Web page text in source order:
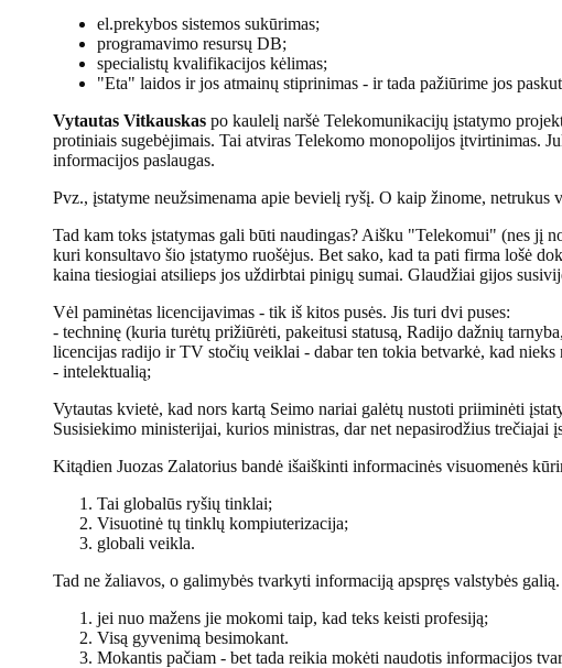
el.prekybos sistemos sukūrimas;
programavimo resursų DB;
specialistų kvalifikacijos kėlimas;
"Eta" laidos ir jos atmainų stiprinimas - ir tada pažiūrime jos
Vytautas Vitkauskas po kaulelį naršė Telekomunikacijų įstatymo
protiniais sugebėjimais. Tai atviras Telekomo monopolijos įtvirtinimas.
informacijos paslaugas.
Pvz., įstatyme neužsimenama apie bevielį ryšį. O kaip žinome, netrukus
Tad kam toks įstatymas gali būti naudingas? Aišku "Telekomui" (nes jį
kuri konsultavo šio įstatymo ruošėjus. Bet sako, kad ta pati firma lošė
kaina tiesiogiai atsilieps jos uždirbtai pinigų sumai. Glaudžiai gijos
Vėl paminėtas licencijavimas - tik iš kitos pusės. Jis turi dvi puses:
- techninę (kuria turėtų prižiūrėti, pakeitusi statusą, Radijo dažnių
licencijas radijo ir TV stočių veiklai - dabar ten tokia betvarkė, kad nieks
- intelektualią;
Vytautas kvietė, kad nors kartą Seimo nariai galėtų nustoti priiminėti
Susisiekimo ministerijai, kurios ministras, dar net nepasirodžius
Kitądien Juozas Zalatorius bandė išaiškinti informacinės visuomenės
Tai globalūs ryšių tinklai;
Visuotinė tų tinklų kompiuterizacija;
globali veikla.
Tad ne žaliavos, o galimybės tvarkyti informaciją apspręs valstybės
jei nuo mažens jie mokomi taip, kad teks keisti profesiją;
Visą gyvenimą besimokant.
Mokantis pačiam - bet tada reikia mokėti naudotis informacijos